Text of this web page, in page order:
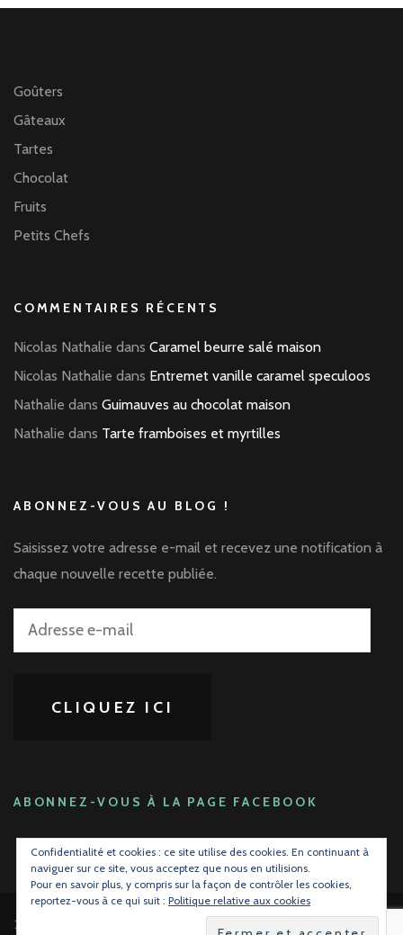
Goûters
Gâteaux
Tartes
Chocolat
Fruits
Petits Chefs
COMMENTAIRES RÉCENTS
Nicolas Nathalie dans Caramel beurre salé maison
Nicolas Nathalie dans Entremet vanille caramel speculoos
Nathalie dans Guimauves au chocolat maison
Nathalie dans Tarte framboises et myrtilles
ABONNEZ-VOUS AU BLOG !
Saisissez votre adresse e-mail et recevez une notification à
chaque nouvelle recette publiée.
Adresse
CLIQUEZ ICI
ABONNEZ-VOUS À LA PAGE FACEBOOK
2026 Copyright
Confidentialité et cookies : ce site utilise des cookies. En continuant à
naviguer sur ce site, vous acceptez que nous en utilisions.
Pour en savoir plus, y compris sur la façon de contrôler les cookies,
reportez-vous à ce qui suit : Politique relative aux cookies